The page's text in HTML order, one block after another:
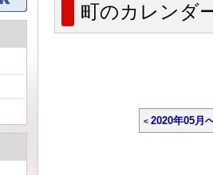
町のカレンダ
2020年05月